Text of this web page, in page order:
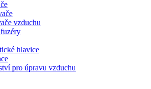
vzduchu
hlavice
pro úpravu vzduchu